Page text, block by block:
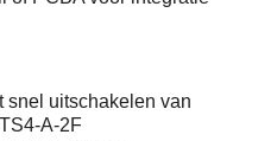
snel uitschakelen van
A-2F